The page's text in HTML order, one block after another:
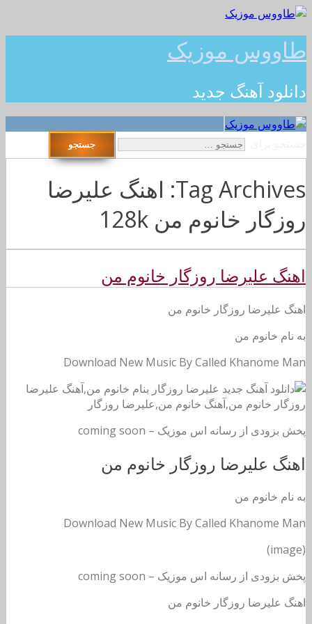
طاووس موزیک
دانلود آهنگ جدید
Tag Archives: اهنگ علیرضا
روزگار خانوم من 128k
اهنگ علیرضا روزگار خانوم من
اهنگ علیرضا روزگار خانوم من
به نام خانوم من
Download New Music By Called Khanome Man
پخش بزودی از رسانه اس موزیک – coming soon
اهنگ علیرضا روزگار خانوم من
به نام خانوم من
Download New Music By Called Khanome Man
(image)
پخش بزودی از رسانه اس موزیک – coming soon
اهنگ علیرضا روزگار خانوم من